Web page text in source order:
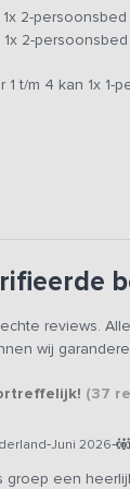
een eigen
stap je ’s
terras! Op
warme nazomer
met
of borrelplank
is
houden
1x 2-
1x 2-
1 t/m 4 kan 1x
reviews.
wij
(37
-Juni 2026-
groep een